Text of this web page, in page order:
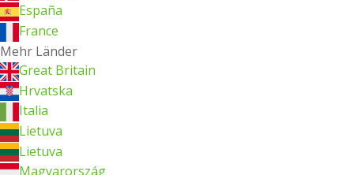
España
France
Mehr Länder
Great Britain
Hrvatska
Italia
Lietuva
Lietuva
Magyarország